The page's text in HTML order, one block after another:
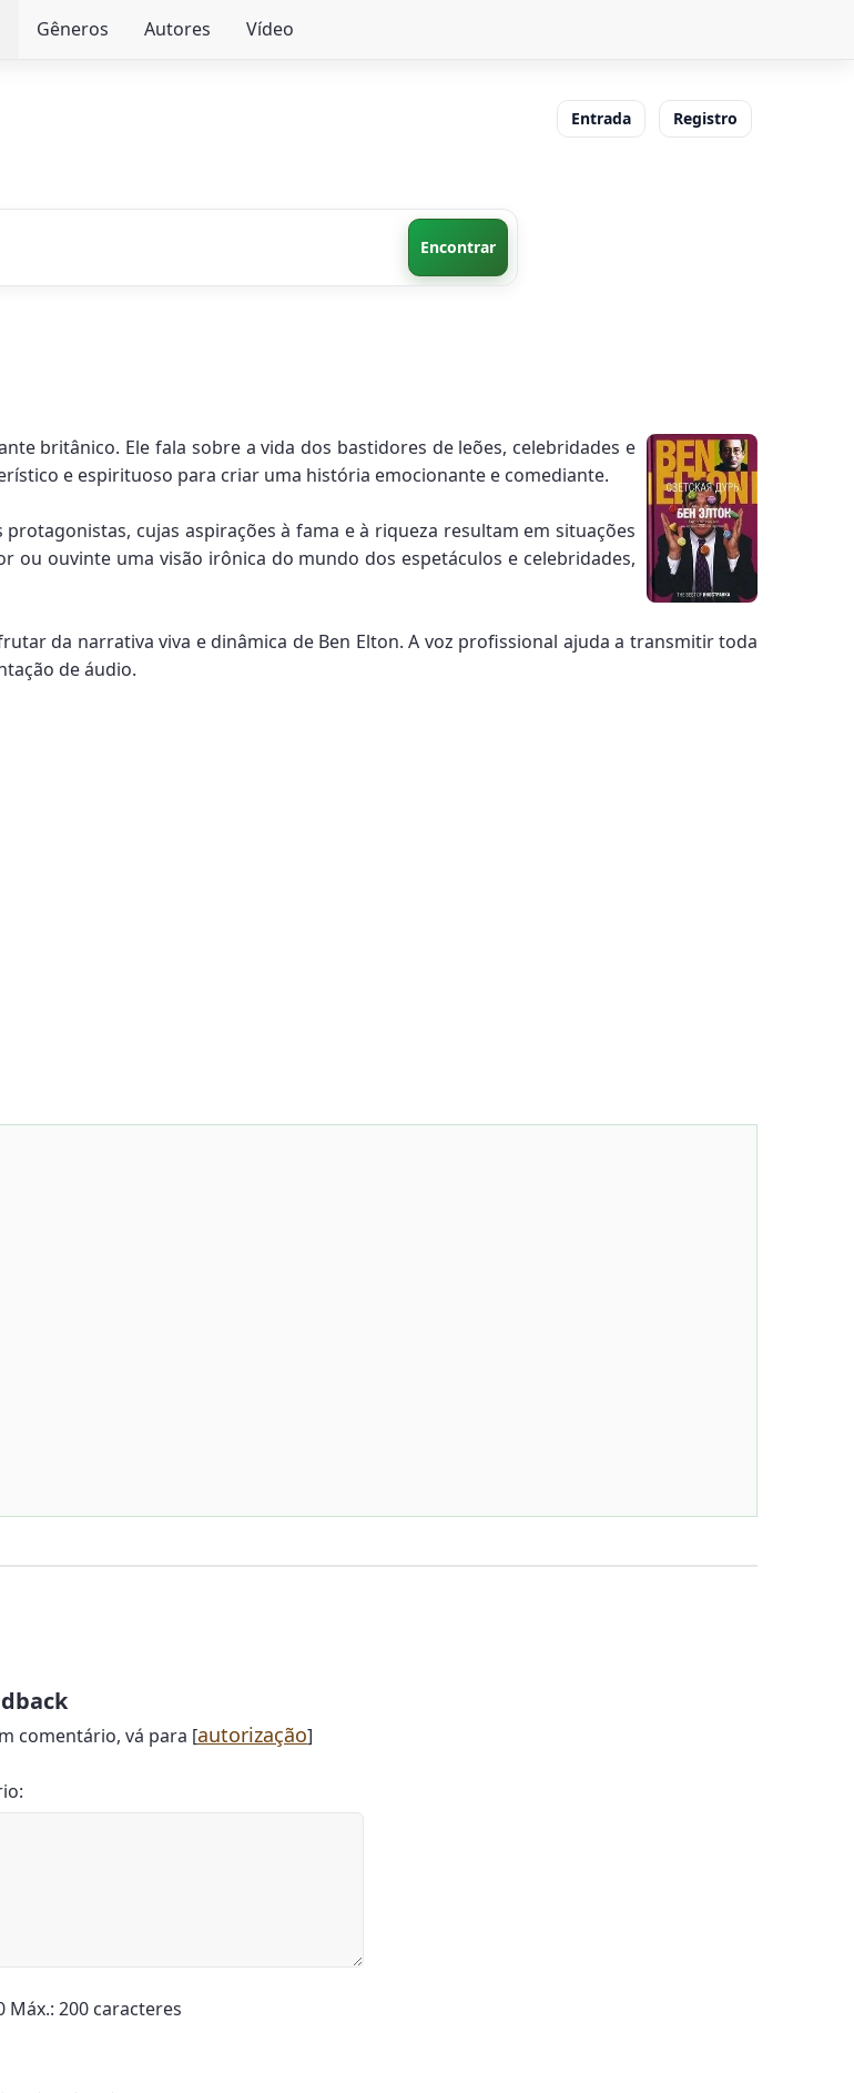
Gêneros Autores Vídeo
Entrada Registro
Encontrar
britânico. Ele fala sobre a vida dos bastidores de leões, celebridades e
e espirituoso para criar uma história emocionante e comediante.
cujas aspirações à fama e à riqueza resultam em situações
ou ouvinte uma visão irônica do mundo dos espetáculos e celebridades,
da narrativa viva e dinâmica de Ben Elton. A voz profissional ajuda a transmitir toda
de áudio.
comentário, vá para [autorização]
Máx.: 200 caracteres